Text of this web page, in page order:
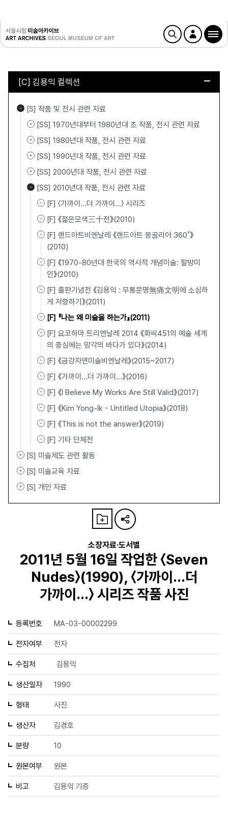
[C] 김용익 컬렉션
[S] 작품 및 전시 관련 자료
[SS] 1970년대부터 1980년대 초 작품, 전시 관련 자료
[SS] 1980년대 작품, 전시 관련 자료
[SS] 1990년대 작품, 전시 관련 자료
[SS] 2000년대 작품, 전시 관련 자료
[SS] 2010년대 작품, 전시 관련 자료
[F] 〈가까이...더 가까이…〉 시리즈
[F] 《젊은모색三十전》(2010)
[F] 랜드아트비엔날레 《랜드아트 몽골리아 360˚》
(2010)
[F] 《1970-80년대 한국의 역사적 개념미술: 팔방미
인》(2010)
[F] 출판기념전 《김용익 : 무통문명無痛文明에 소심하
게 저항하기》(2011)
[F] 『나는 왜 미술을 하는가』(2011)
[F] 요코하마 트리엔날레 2014 《화씨451의 예술 세계
의 중심에는 망각의 바다가 있다》(2014)
[F] 《금강자연미술비엔날레》(2015~2017)
[F] 《가까이…더 가까이…》(2016)
[F] 《I Believe My Works Are Still Valid》(2017)
[F] 《Kim Yong-Ik - Untitled Utopia》(2018)
[F] 《This is not the answer》(2019)
[F] 기타 단체전
[S] 미술제도 관련 활동
[S] 미술교육 자료
[S] 개인 자료
소장자료·도서별
2011년 5월 16일 작업한 〈Seven
Nudes〉(1990), 〈가까이...더
가까이...〉 시리즈 작품 사진
등록번호 MA-03-00002299
전자여부 전자
수집처 김용익
생산일자 1990
형태 사진
생산자 김경호
분량 10
원본여부 원본
비고 김용익 기증